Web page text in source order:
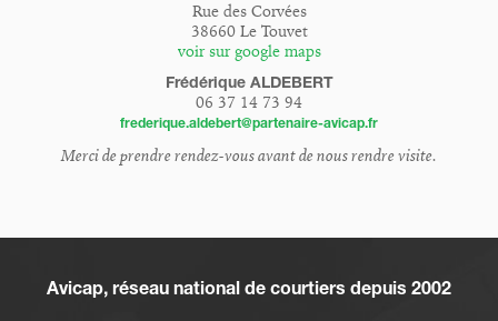
Rue des Corvées
38660 Le Touvet
voir sur google maps
Frédérique ALDEBERT
06 37 14 73 94
frederique.aldebert@partenaire-avicap.fr
Merci de prendre rendez-vous avant de nous rendre visite.
Avicap, réseau national de courtiers depuis 2002